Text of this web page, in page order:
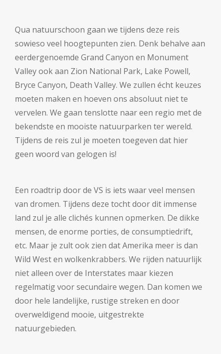
Qua natuurschoon gaan we tijdens deze reis
sowieso veel hoogtepunten zien. Denk behalve aan
eerdergenoemde Grand Canyon en Monument
Valley ook aan Zion National Park, Lake Powell,
Bryce Canyon, Death Valley. We zullen écht keuzes
moeten maken en hoeven ons absoluut niet te
vervelen. We gaan tenslotte naar een regio met de
bekendste en mooiste natuurparken ter wereld.
Tijdens de reis zul je moeten toegeven dat hier
geen woord van gelogen is!
Een roadtrip door de VS is iets waar veel mensen
van dromen. Tijdens deze tocht door dit immense
land zul je alle clichés kunnen opmerken. De dikke
mensen, de enorme porties, de consumptiedrift,
etc. Maar je zult ook zien dat Amerika meer is dan
Wild West en wolkenkrabbers. We rijden natuurlijk
niet alleen over de Interstates maar kiezen
regelmatig voor secundaire wegen. Dan komen we
door hele landelijke, rustige streken en door
overweldigend mooie, uitgestrekte
natuurgebieden.